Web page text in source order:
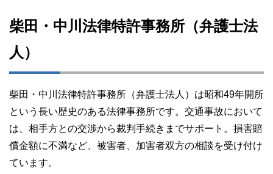
柴田・中川法律特許事務所（弁護士法
人）
柴田・中川法律特許事務所（弁護士法人）は昭和49年開所
という長い歴史のある法律事務所です。交通事故において
は、相手方との交渉から裁判手続きまでサポート。損害賠
償金額に不満など、被害者、加害者双方の相談を受け付け
ています。